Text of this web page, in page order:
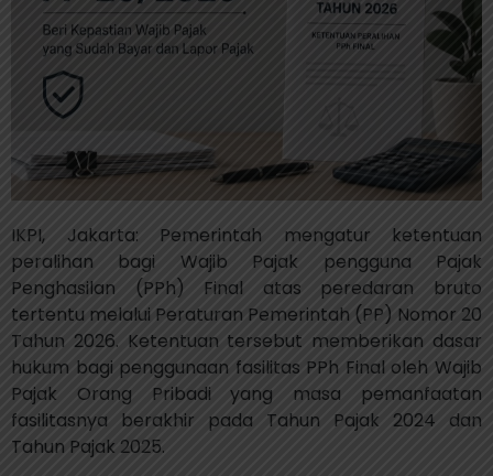
IKPI, Jakarta: Pemerintah mengatur ketentuan
peralihan bagi Wajib Pajak pengguna Pajak
Penghasilan (PPh) Final atas peredaran bruto
tertentu melalui Peraturan Pemerintah (PP) Nomor 20
Tahun 2026. Ketentuan tersebut memberikan dasar
hukum bagi penggunaan fasilitas PPh Final oleh Wajib
Pajak Orang Pribadi yang masa pemanfaatan
fasilitasnya berakhir pada Tahun Pajak 2024 dan
Tahun Pajak 2025.